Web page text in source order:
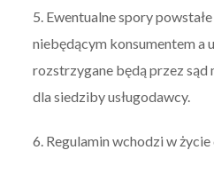
5. Ewentualne spory
niebędącym konsumentem a
rozstrzygane będą przez sąd
dla siedziby usługodawcy.
6. Regulamin wchodzi w życie